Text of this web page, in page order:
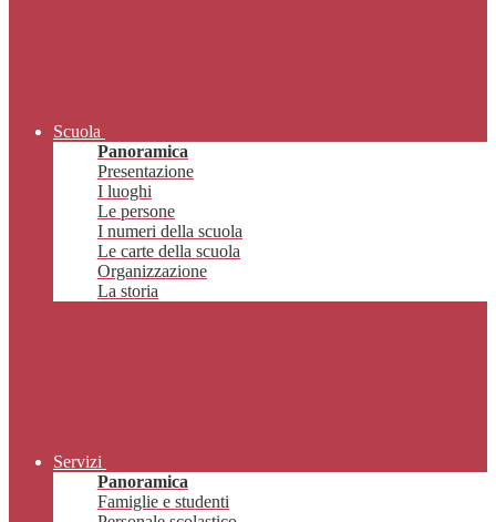
Scuola
Panoramica
Presentazione
I luoghi
Le persone
I numeri della scuola
Le carte della scuola
Organizzazione
La storia
Servizi
Panoramica
Famiglie e studenti